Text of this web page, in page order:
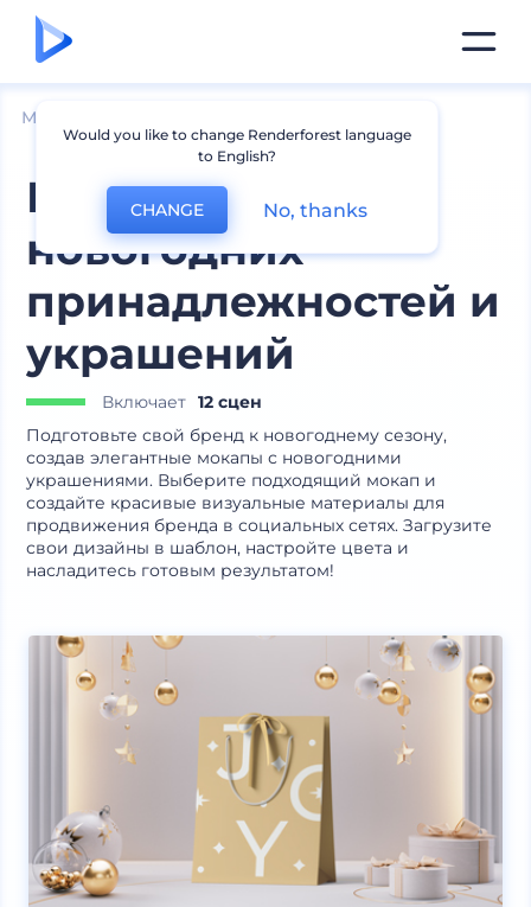
Мокапы
Мокапы
новогодних
принадлежностей и
украшений
Включает 12 сцен
Подготовьте свой бренд к новогоднему сезону,
создав элегантные мокапы с новогодними
украшениями. Выберите подходящий мокап и
создайте красивые визуальные материалы для
продвижения бренда в социальных сетях. Загрузите
свои дизайны в шаблон, настройте цвета и
насладитесь готовым результатом!
Would you like to change Renderforest language
to English?
CHANGE No, thanks